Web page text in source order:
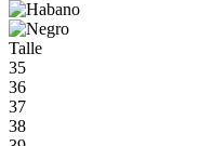
Talle
35
36
37
38